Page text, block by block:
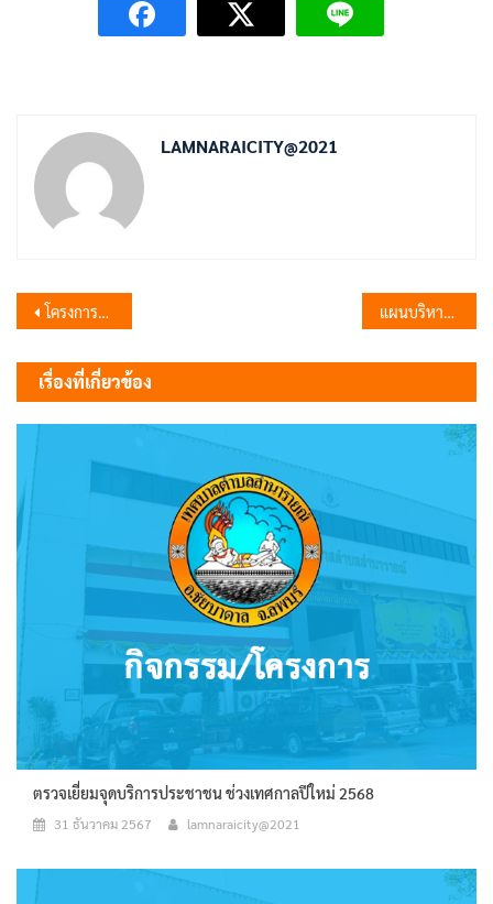
LAMNARAICITY@2021
แนะแนว
เรื่อง
โครงการส่งเสริมสุขภาพตาและป้องกันภาวะผิดปกติของการมองเห็น แผนบริหารจัดการความเสี่ยง ประจำปีงบประมาณ พ.ศ. 2567
เรื่องที่เกี่ยวข้อง
ตรวจเยี่ยมจุดบริการประชาชน ช่วงเทศกาลปีใหม่ 2568
31 ธันวาคม 2567 lamnaraicity@2021